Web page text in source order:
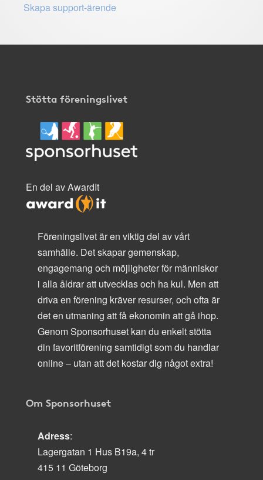
Skapa support-ärende
Stötta föreningslivet
En del av AwardIt
Föreningslivet är en viktig del av vårt
samhälle. Det skapar gemenskap,
engagemang och möjligheter för människor
i alla åldrar att utvecklas och ha kul. Men att
driva en förening kräver resurser, och ofta är
det en utmaning att få ekonomin att gå ihop.
Genom Sponsorhuset kan du enkelt stötta
din favoritförening samtidigt som du handlar
online – utan att det kostar dig något extra!
Om Sponsorhuset
Adress:
Lagergatan 1 Hus B19a, 4 tr
415 11 Göteborg